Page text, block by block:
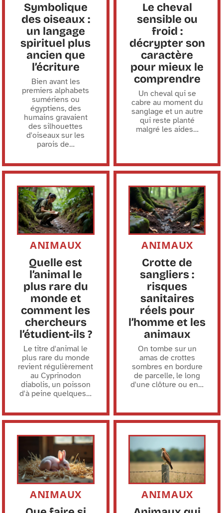
Symbolique
des oiseaux :
un langage
spirituel plus
ancien que
l’écriture
Bien avant les
premiers alphabets
sumériens ou
égyptiens, des
humains gravaient
des silhouettes
d'oiseaux sur les
parois de…
Le cheval
sensible ou
froid :
décrypter son
caractère
pour mieux le
comprendre
Un cheval qui se
cabre au moment du
sanglage et un autre
qui reste planté
malgré les aides…
ANIMAUX
Quelle est
l’animal le
plus rare du
monde et
comment les
chercheurs
l’étudient-ils ?
Le titre d'animal le
plus rare du monde
revient régulièrement
au Cyprinodon
diabolis, un poisson
d'à peine quelques…
ANIMAUX
Crotte de
sangliers :
risques
sanitaires
réels pour
l’homme et les
animaux
On tombe sur un
amas de crottes
sombres en bordure
de parcelle, le long
d'une clôture ou en…
ANIMAUX ANIMAUX